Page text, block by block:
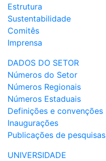
Estrutura
Sustentabilidade
Comitês
Imprensa
DADOS DO SETOR
Números do Setor
Números Regionais
Números Estaduais
Definições e convenções
Inaugurações
Publicações de pesquisas
UNIVERSIDADE